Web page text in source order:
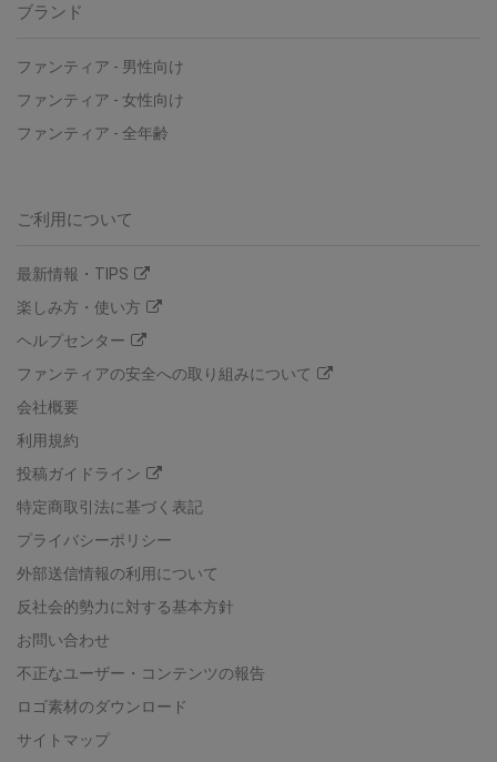
ブランド
ファンティア - 男性向け
ファンティア - 女性向け
ファンティア - 全年齢
ご利用について
最新情報・TIPS
楽しみ方・使い方
ヘルプセンター
ファンティアの安全への取り組みについて
会社概要
利用規約
投稿ガイドライン
特定商取引法に基づく表記
プライバシーポリシー
外部送信情報の利用について
反社会的勢力に対する基本方針
お問い合わせ
不正なユーザー・コンテンツの報告
ロゴ素材のダウンロード
サイトマップ